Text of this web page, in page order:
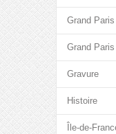
Grand Paris
Grand Paris
Gravure
Histoire
Île-de-